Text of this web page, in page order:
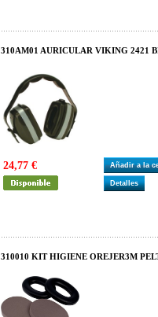
310AM01 AURICULAR VIKING 2421
24,77 € Añadir a la
Detalles
310010 KIT HIGIENE OREJER3M